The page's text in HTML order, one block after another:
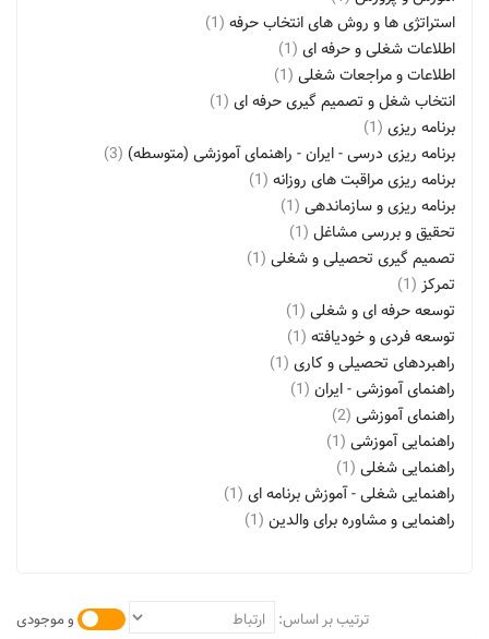
استراتژی ها و روش های انتخاب حرفه (1)
اطلاعات شغلی و حرفه ای (1)
اطلاعات و مراجعات شغلی (1)
انتخاب شغل و تصمیم گیری حرفه ای (1)
برنامه ریزی (1)
برنامه ریزی درسی - ایران - راهنمای آموزشی (متوسطه) (3)
برنامه ریزی مراقبت های روزانه (1)
برنامه ریزی و سازماندهی (1)
تحقیق و بررسی مشاغل (1)
تصمیم گیری تحصیلی و شغلی (1)
تمرکز (1)
توسعه حرفه ای و شغلی (1)
توسعه فردی و خودیافته (1)
راهبردهای تحصیلی و کاری (1)
راهنمای آموزشی - ایران (1)
راهنمای آموزشی (2)
راهنمایی آموزشی (1)
راهنمایی شغلی (1)
راهنمایی شغلی - آموزش برنامه ای (1)
راهنمایی و مشاوره برای والدین (1)
روان شناسی تحصیلی (1)
ترتیب بر اساس: و موجودی